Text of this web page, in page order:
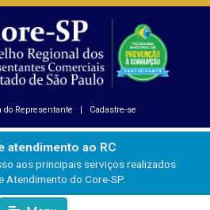
Representante | Cadastre-se
atendimento ao RC
aos principais serviços realizados
Atendimento do Core-SP.